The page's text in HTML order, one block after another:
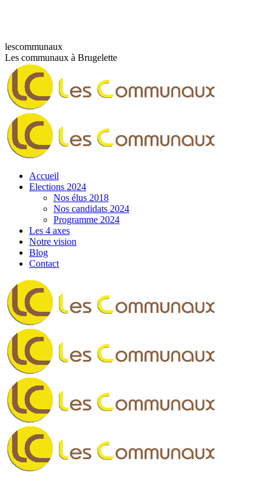
Facebook
page
opens
in
new
window
lescommunaux
Les communaux à Brugelette
Accueil
Elections 2024
Nos élus 2018
Nos candidats 2024
Programme 2024
Les 4 axes
Notre vision
Blog
Contact
Facebook
page
opens
in
window